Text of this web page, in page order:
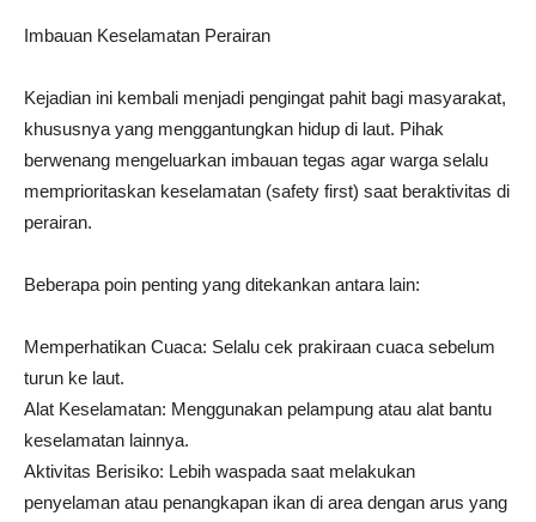
Imbauan Keselamatan Perairan
Kejadian ini kembali menjadi pengingat pahit bagi masyarakat,
khususnya yang menggantungkan hidup di laut. Pihak
berwenang mengeluarkan imbauan tegas agar warga selalu
memprioritaskan keselamatan (safety first) saat beraktivitas di
perairan.
Beberapa poin penting yang ditekankan antara lain:
Memperhatikan Cuaca: Selalu cek prakiraan cuaca sebelum
turun ke laut.
Alat Keselamatan: Menggunakan pelampung atau alat bantu
keselamatan lainnya.
Aktivitas Berisiko: Lebih waspada saat melakukan
penyelaman atau penangkapan ikan di area dengan arus yang